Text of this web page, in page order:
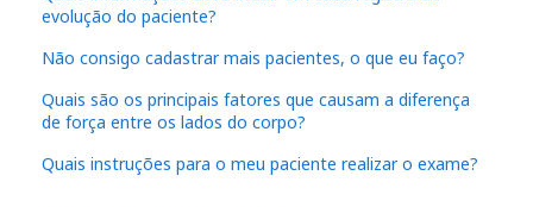
evolução do paciente?
Não consigo cadastrar mais pacientes, o que eu faço?
Quais são os principais fatores que causam a diferença
de força entre os lados do corpo?
Quais instruções para o meu paciente realizar o exame?